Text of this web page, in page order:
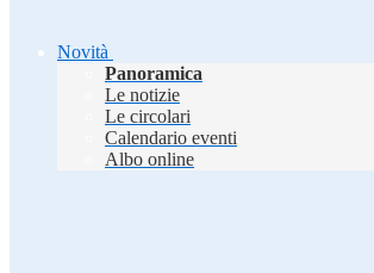
Novità
Panoramica
Le notizie
Le circolari
Calendario eventi
Albo online